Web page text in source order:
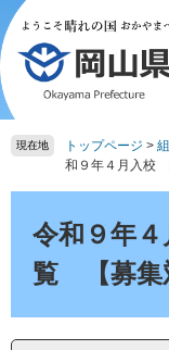
ペ
ー
ジ
の
先
頭
メ
ニ
ュ
ー
を
飛
て
現在地 トップページ >
和９年４月入校
令和９年
覧 【募集